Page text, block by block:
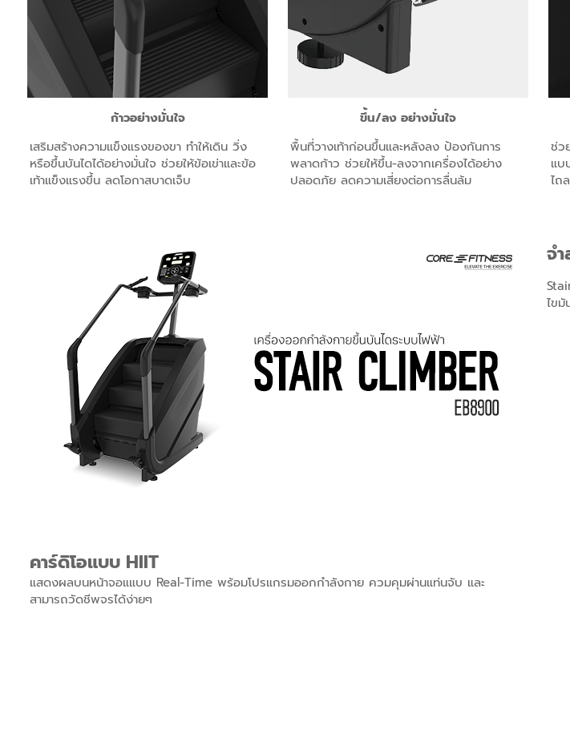
ก้าวอย่างมั่นใจ
เสริมสร้างความแข็งแรงของขา ทำให้เดิน วิ่ง
หรือขึ้นบันไดได้อย่างมั่นใจ ช่วยให้ข้อเข่าและข้อ
เท้าแข็งแรงขึ้น ลดโอกาสบาดเจ็บ
ขึ้น/ลง อย่างมั่นใจ
พื้นที่วางเท้าก่อนขึ้นและหลังลง ป้องกันการ
พลาดก้าว ช่วยให้ขึ้น-ลงจากเครื่องได้อย่าง
ปลอดภัย ลดความเสี่ยงต่อการลื่นล้ม
ช่ว
แบ
ไถ
จ
ไข
คาร์ดิโอแบบ HIIT
แสดงผลบนหน้าจอแแบบ Real-Time พร้อมโปรแกรมออกกำลังกาย ควมคุมผ่านแท่นจับ และ
สามารถวัดชีพจรได้ง่ายๆ